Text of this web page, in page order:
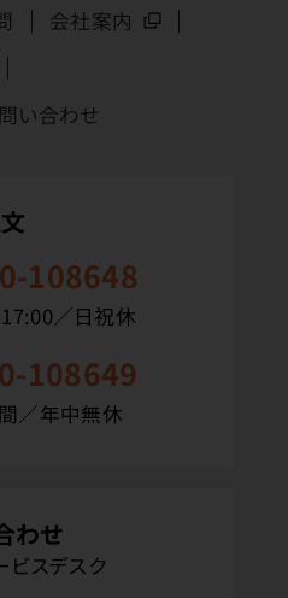
会社案内
い合わせ
108648
／日祝休
108649
／年中無休
わせ
ビスデスク